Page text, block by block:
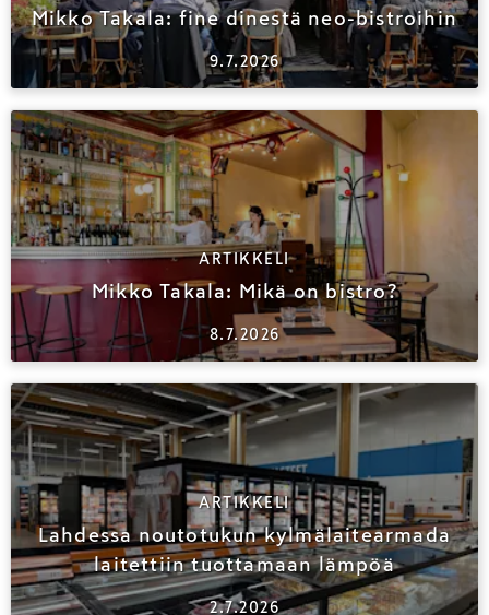
Mikko Takala: fine dinestä neo-bistroihin
9.7.2026
ARTIKKELI
Mikko Takala: Mikä on bistro?
8.7.2026
ARTIKKELI
Lahdessa noutotukun kylmälaitearmada
laitettiin tuottamaan lämpöä
2.7.2026